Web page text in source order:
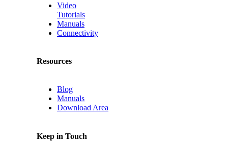
Video
Tutorials
Manuals
Connectivity
Resources
Blog
Manuals
Download Area
Keep in Touch